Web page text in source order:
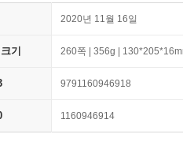
2020년 11월 16일
기 260쪽 | 356g |
9791160946918
1160946914